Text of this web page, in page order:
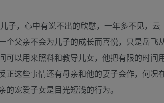
子，心中有说不出的欣慰，一年多不见，云
个父亲不会为儿子的成长而喜悦，只是岳飞
可以用来照料和教导儿女，他把有限的时间
正这些事情还有母亲和他的妻子会作，何况
宠爱子女是目光短浅的行为。